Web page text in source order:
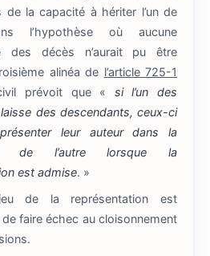
de la capacité à hériter l’un de
l’hypothèse où aucune
des décès n’aurait pu être
alinéa de l’article 725-1
prévoit que « si l’un des
des descendants, ceux-ci
leur auteur dans la
de l’autre lorsque la
est admise. »
de la représentation est
faire échec au cloisonnement